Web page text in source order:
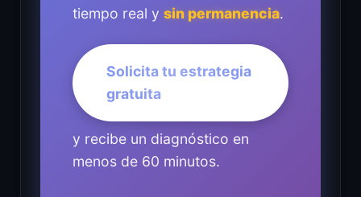
tiempo real y sin permanencia.
Solicita tu estrategia
gratuita
y recibe un diagnóstico en
menos de 60 minutos.